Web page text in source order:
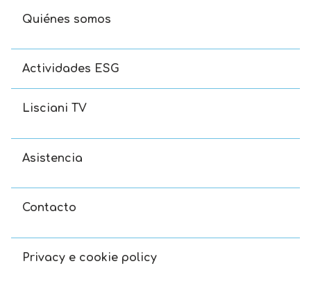
Quiénes somos
Actividades ESG
Lisciani TV
Asistencia
Contacto
Privacy e cookie policy